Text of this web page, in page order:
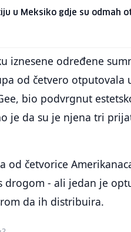
u Meksiko gdje su odmah
iznesene određene
od četvero otputovala
bio podvrgnut
je da su je njena tri
od četvorice
drogom - ali jedan je
da ih distribuira.